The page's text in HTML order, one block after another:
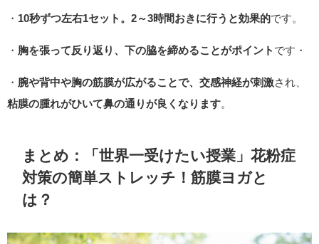
・ 10秒ずつ左右1セット。2～3時間おきに行うと効果的です。
・ 胸を張って反り返り、下の脇を締めることがポイント です・
・ 腕や背中や胸の筋膜が広がることで、交感神経が刺激され、
粘膜の腫れがひいて鼻の通りが良くなります
まとめ：「世界一受けたい授業」花粉症
対策の簡単ストレッチ！筋膜ヨガと
は？